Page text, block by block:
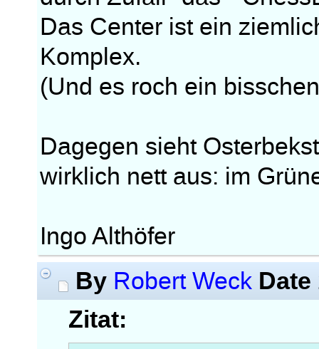
Das Center ist ein
Komplex.
(Und es roch ein
Dagegen sieht
wirklich nett aus: im
Ingo Althöfer
By Robert Weck Date
Zitat: